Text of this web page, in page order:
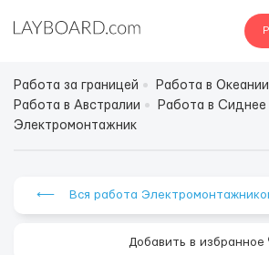
Работа за границей
Работа в Океании
Работа в Австралии
Работа в Сиднее
Электромонтажник
⟵ Вся работа
Добавить в избранное